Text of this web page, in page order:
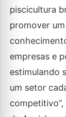
piscicultura
promover
empresas e
estimulando
um setor